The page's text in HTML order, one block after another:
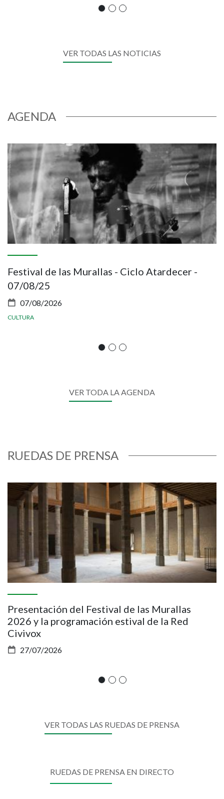
VER TODAS LAS NOTICIAS
AGENDA
Imagen
Festival de las Murallas - Ciclo Atardecer -
07/08/25
07/08/2026
CULTURA
VER TODA LA AGENDA
RUEDAS DE PRENSA
Presentación del Festival de las Murallas
2026 y la programación estival de la Red
Civivox
27/07/2026
VER TODAS LAS RUEDAS DE PRENSA
RUEDAS DE PRENSA EN DIRECTO